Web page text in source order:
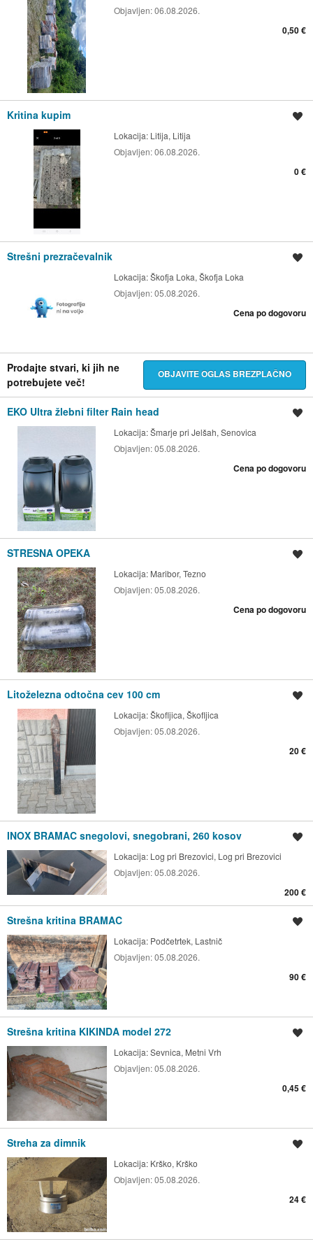
Objavljen:06.08.2026.
0,50 €
Kritina kupim
Lokacija: Litija, Litija
Objavljen:06.08.2026.
0 €
Strešni prezračevalnik
Lokacija:Škofja Loka, Škofja Loka
Objavljen:05.08.2026.
Cena po dogovoru
Prodajte stvari, ki jih ne
potrebujete več!
OBJAVITE OGLAS BREZPLAČNO
EKO Ultra žlebni filter Rain head
Lokacija:Šmarje pri Jelšah, Senovica
Objavljen:05.08.2026.
Cena po dogovoru
STRESNA OPEKA
Lokacija: Maribor, Tezno
Objavljen:05.08.2026.
Cena po dogovoru
Litoželezna odtočna cev 100 cm
Lokacija:Škofljica, Škofljica
Objavljen:05.08.2026.
20 €
INOX BRAMAC snegolovi, snegobrani, 260 kosov
Lokacija: Log pri Brezovici, Log pri Brezovici
Objavljen:05.08.2026.
200 €
Strešna kritina BRAMAC
Lokacija: Podčetrtek, Lastnič
Objavljen:05.08.2026.
90 €
Strešna kritina KIKINDA model 272
Lokacija:Sevnica, Metni Vrh
Objavljen:05.08.2026.
0,45 €
Streha za dimnik
Lokacija: Krško, Krško
Objavljen:05.08.2026.
24 €